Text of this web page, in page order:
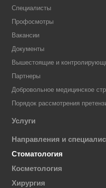
Специалисты
Профосмотры
Вакансии
Документы
Вышестоящие и
Партнеры
Добровольное медицинское
Порядок рассмотрения
Услуги
Направления и
Стоматология
Косметология
Хирургия